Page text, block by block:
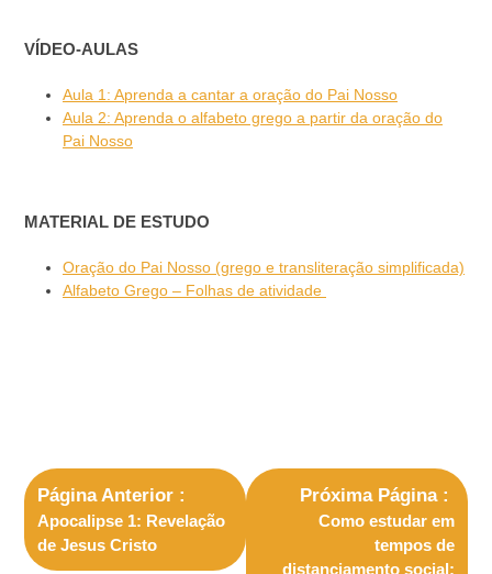
VÍDEO-AULAS
Aula 1: Aprenda a cantar a oração do Pai Nosso
Aula 2: Aprenda o alfabeto grego a partir da oração do
Pai Nosso
MATERIAL DE ESTUDO
Oração do Pai Nosso (grego e transliteração simplificada)
Alfabeto Grego – Folhas de atividade
Página Anterior
Apocalipse 1: Revelação
de Jesus Cristo
Próxima Página
Como estudar em
tempos de
distanciamento social: